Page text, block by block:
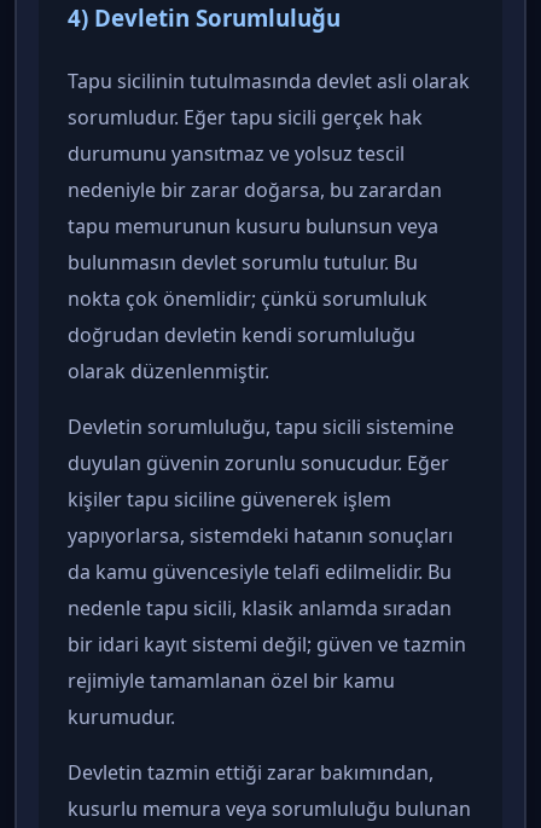
4) Devletin Sorumluluğu
Tapu sicilinin tutulmasında devlet asli olarak
sorumludur. Eğer tapu sicili gerçek hak
durumunu yansıtmaz ve yolsuz tescil
nedeniyle bir zarar doğarsa, bu zarardan
tapu memurunun kusuru bulunsun veya
bulunmasın devlet sorumlu tutulur. Bu
nokta çok önemlidir; çünkü sorumluluk
doğrudan devletin kendi sorumluluğu
olarak düzenlenmiştir.
Devletin sorumluluğu, tapu sicili sistemine
duyulan güvenin zorunlu sonucudur. Eğer
kişiler tapu siciline güvenerek işlem
yapıyorlarsa, sistemdeki hatanın sonuçları
da kamu güvencesiyle telafi edilmelidir. Bu
nedenle tapu sicili, klasik anlamda sıradan
bir idari kayıt sistemi değil; güven ve tazmin
rejimiyle tamamlanan özel bir kamu
kurumudur.
Devletin tazmin ettiği zarar bakımından,
kusurlu memura veya sorumluluğu bulunan